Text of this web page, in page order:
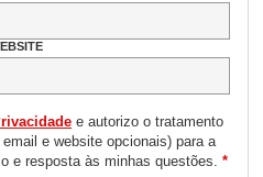
e autorizo o tratamento
e website opcionais) para a
e resposta às minhas questões.*